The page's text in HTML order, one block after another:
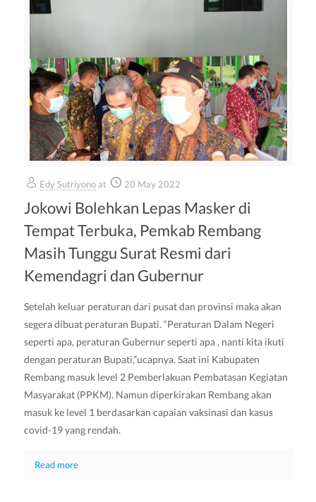
Edy Sutriyono at 20 May 2022
Jokowi Bolehkan Lepas Masker di
Tempat Terbuka, Pemkab Rembang
Masih Tunggu Surat Resmi dari
Kemendagri dan Gubernur
Setelah keluar peraturan dari pusat dan provinsi maka akan
segera dibuat peraturan Bupati. “Peraturan Dalam Negeri
seperti apa, peraturan Gubernur seperti apa , nanti kita ikuti
dengan peraturan Bupati,”ucapnya. Saat ini Kabupaten
Rembang masuk level 2 Pemberlakuan Pembatasan Kegiatan
Masyarakat (PPKM). Namun diperkirakan Rembang akan
masuk ke level 1 berdasarkan capaian vaksinasi dan kasus
covid-19 yang rendah.
Read more